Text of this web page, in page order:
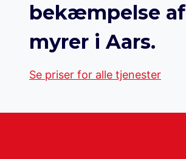
bekæmpelse af
myrer i Aars.
Se priser for alle tjenester